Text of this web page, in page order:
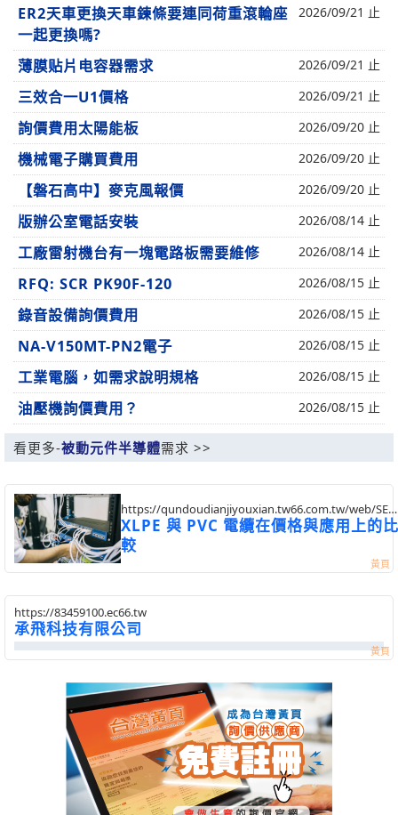
ER2天車更換天車鍊條要連同荷重滾輪座
一起更換嗎?
2026/09/21 止
薄膜贴片电容器需求 2026/09/21 止
三效合一U1價格 2026/09/21 止
詢價費用太陽能板 2026/09/20 止
機械電子購買費用 2026/09/20 止
【磐石高中】麥克風報價 2026/09/20 止
版辦公室電話安裝 2026/08/14 止
工廠雷射機台有一塊電路板需要維修 2026/08/14 止
RFQ: SCR PK90F-120 2026/08/15 止
錄音設備詢價費用 2026/08/15 止
NA-V150MT-PN2電子 2026/08/15 止
工業電腦，如需求說明規格 2026/08/15 止
油壓機詢價費用？ 2026/08/15 止
看更多-被動元件半導體需求 >>
https://qundoudianjiyouxian.tw66.com.tw/web/
postId=1325020
XLPE 與 PVC 電纜在價格與應用上的比
較
https://83459100.ec66.tw
承飛科技有限公司